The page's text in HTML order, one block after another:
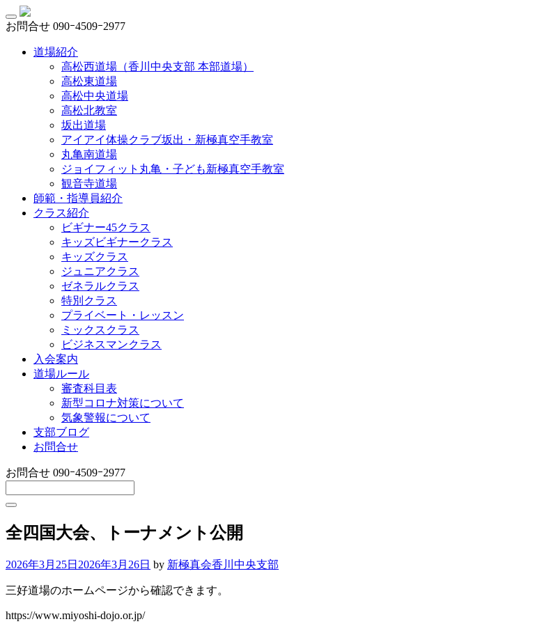
お問合せ 090ｰ4509ｰ2977
道場紹介
高松西道場（香川中央支部 本部道場）
高松東道場
高松中央道場
高松北教室
坂出道場
アイアイ体操クラブ坂出・新極真空手教室
丸亀南道場
ジョイフィット丸亀・子ども新極真空手教室
観音寺道場
師範・指導員紹介
クラス紹介
ビギナー45クラス
キッズビギナークラス
キッズクラス
ジュニアクラス
ゼネラルクラス
特別クラス
プライベート・レッスン
ミックスクラス
ビジネスマンクラス
入会案内
道場ルール
審査科目表
新型コロナ対策について
気象警報について
支部ブログ
お問合せ
お問合せ 090ｰ4509ｰ2977
全四国大会、トーナメント公開
2026年3月25日 2026年3月26日 by 新極真会香川中央支部
三好道場のホームページから確認できます。
https://www.miyoshi-dojo.or.jp/